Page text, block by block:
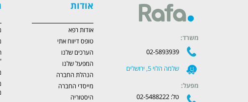
משרד:
02-5893939
שלמה הלוי 5, ירושלים
מפעל:
טל: 02-5488222
אודות
אודות רפא
טופס דיווח אתי
הערכים שלנו
המפעל שלנו
הנהלת החברה
מייסדי החברה
היסטוריה